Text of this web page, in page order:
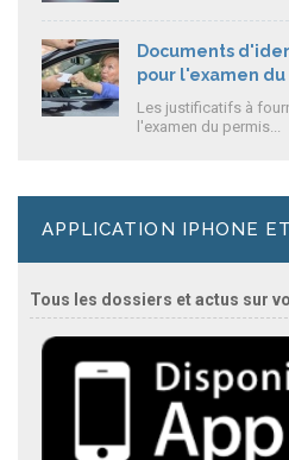
Documents
pour l'examen
Les justificatifs à
l'examen du permis...
APPLICATION IPHONE
Tous les dossiers et actus sur